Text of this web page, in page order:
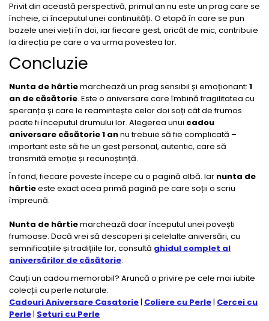
Privit din această perspectivă, primul an nu este un prag care se
încheie, ci începutul unei continuități. O etapă în care se pun
bazele unei vieți în doi, iar fiecare gest, oricât de mic, contribuie
la direcția pe care o va urma povestea lor.
Concluzie
Nunta de hârtiemarchează un prag sensibil și emoționant: 1
an de căsătorie. Este o aniversare care îmbină fragilitatea cu
speranța și care le reamintește celor doi soți cât de frumos
poate fi începutul drumului lor. Alegerea unui cadou
aniversare căsătorie 1 annu trebuie să fie complicată –
important este să fie un gest personal, autentic, care să
transmită emoție și recunoștință.
În fond, fiecare poveste începe cu o pagină albă. Iar nunta de
hârtieeste exact acea primă pagină pe care soții o scriu
împreună.
Nunta de hârtiemarchează doar începutul unei povești
frumoase. Dacă vrei să descoperi și celelalte aniversări, cu
semnificațiile și tradițiile lor, consultă ghidul complet al
aniversărilor de căsătorie.
Cauți un cadou memorabil? Aruncă o privire pe cele mai iubite
colecții cu perle naturale:
Cadouri Aniversare Casatorie| Coliere cu Perle| Cercei cu
Perle| Seturi cu Perle